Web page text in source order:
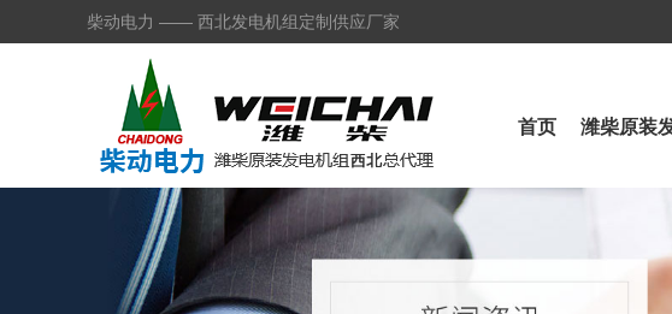
柴动电力 —— 西北发电机组定制供应厂家
首页 潍柴原装